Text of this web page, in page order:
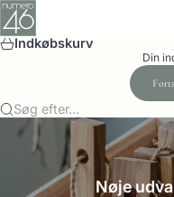
Spring til indhold
Numero-46
Indkøbskurv
Din
Søg efter...
Nøje